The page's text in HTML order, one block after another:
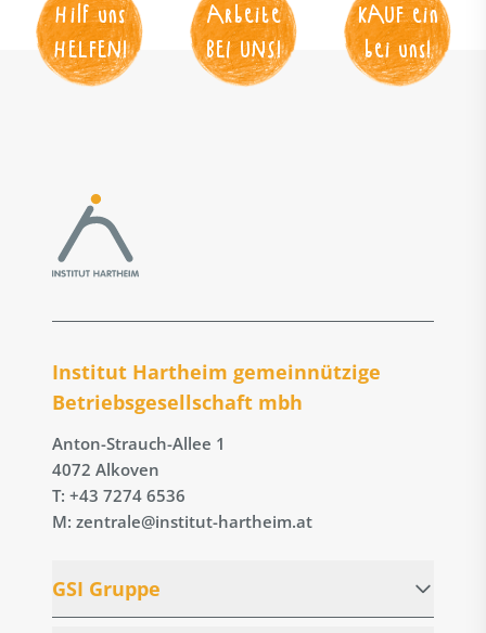
Hilf uns
HELFEN!
Arbeite
BEI UNS!
KAUF ein
bei uns!
Institut Hartheim gemeinnützige
Betriebs­gesellschaft mbh
Anton-Strauch-Allee 1
4072 Alkoven
T: +43 7274 6536
M: zentrale@institut-hartheim.at
GSI Gruppe